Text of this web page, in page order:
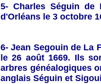
5- Charles Séguin de
d'Orléans le 3 octobre
6- Jean Segouin de La
le 26 août 1669. Ils
arbres généalogiques
anglais Séguin et